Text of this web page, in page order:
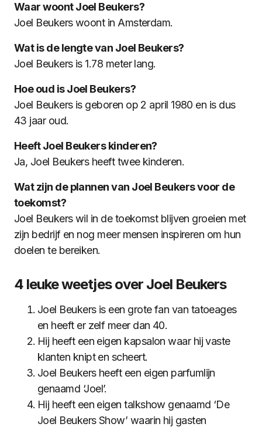
Waar woont Joel Beukers?
Joel Beukers woont in Amsterdam.
Wat is de lengte van Joel Beukers?
Joel Beukers is 1.78 meter lang.
Hoe oud is Joel Beukers?
Joel Beukers is geboren op 2 april 1980 en is dus
43 jaar oud.
Heeft Joel Beukers kinderen?
Ja, Joel Beukers heeft twee kinderen.
Wat zijn de plannen van Joel Beukers voor de
toekomst?
Joel Beukers wil in de toekomst blijven groeien met
zijn bedrijf en nog meer mensen inspireren om hun
doelen te bereiken.
4 leuke weetjes over Joel Beukers
Joel Beukers is een grote fan van tatoeages
en heeft er zelf meer dan 40.
Hij heeft een eigen kapsalon waar hij vaste
klanten knipt en scheert.
Joel Beukers heeft een eigen parfumlijn
genaamd ‘Joel’.
Hij heeft een eigen talkshow genaamd ‘De
Joel Beukers Show’ waarin hij gasten